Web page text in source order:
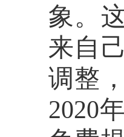
象。
来自
调整
2020